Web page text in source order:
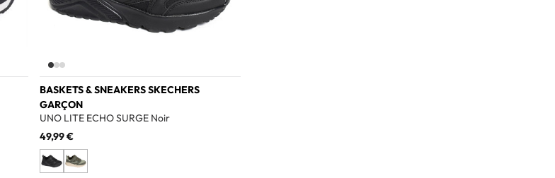
BASKETS & SNEAKERS SKECHERS
GARÇON
UNO LITE ECHO SURGE Noir
49,99 €